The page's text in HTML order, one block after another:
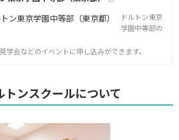
ドルトン東京
学園中等部の
学会などのイベントに申し込みができます。
ンスクールについて